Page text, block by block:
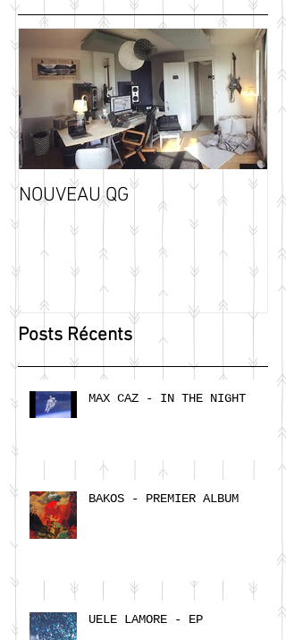
Posts Récents
NOUVEAU QG
MAX CAZ - IN THE NIGHT
BAKOS - PREMIER ALBUM
UELE LAMORE - EP